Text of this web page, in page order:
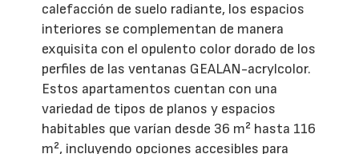
calefacción de suelo radiante, los espacios
interiores se complementan de manera
exquisita con el opulento color dorado de los
perfiles de las ventanas GEALAN-acrylcolor.
Estos apartamentos cuentan con una
variedad de tipos de planos y espacios
habitables que varían desde 36 m² hasta 116
m², incluyendo opciones accesibles para